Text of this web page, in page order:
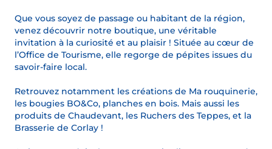
Que vous soyez de passage ou habitant de la région,
venez découvrir notre boutique, une véritable
invitation à la curiosité et au plaisir ! Située au cœur de
l’Office de Tourisme, elle regorge de pépites issues du
savoir-faire local.
Retrouvez notamment les créations de Ma rouquinerie,
les bougies BO&Co, planches en bois. Mais aussi les
produits de Chaudevant, les Ruchers des Teppes, et la
Brasserie de Corlay !